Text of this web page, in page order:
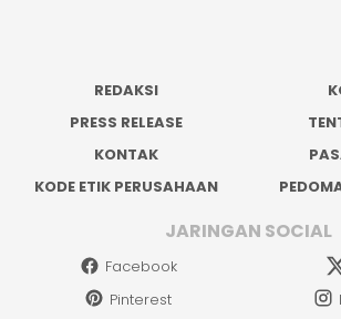
REDAKSI
PRESS RELEASE
KONTAK
KODE ETIK PERUSAHAAN
JARINGAN SOCIAL
Facebook
Pinterest